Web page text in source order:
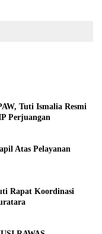
Tuti Ismalia Resmi
Perjuangan
Atas Pelayanan
Rapat Koordinasi